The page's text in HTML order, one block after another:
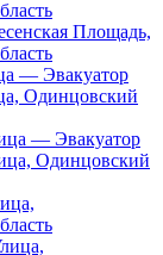
Площадь,
— Эвакуатор
Одинцовский
— Эвакуатор
Одинцовский